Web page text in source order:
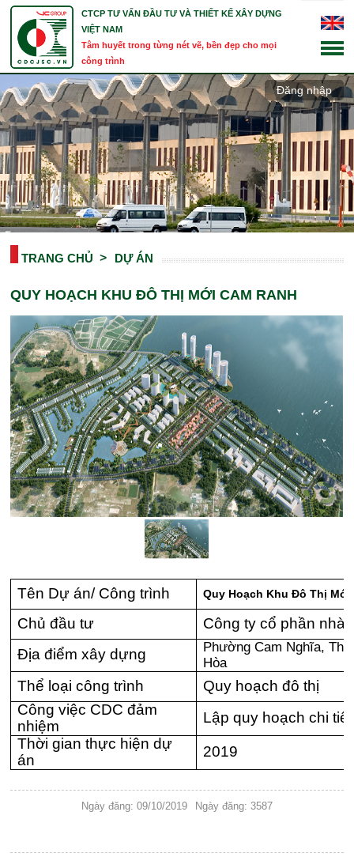
CTCP TƯ VẤN ĐẦU TƯ VÀ THIẾT KẾ XÂY DỰNG
VIỆT NAM
Tâm huyết trong từng nét vẽ, bền đẹp cho mọi
công trình
Đăng nhập
TRANG CHỦ DỰ ÁN
QUY HOẠCH KHU ĐÔ THỊ MỚI CAM RANH
Tên Dự án/ Công trình Quy Hoạch Khu Đô Thị Mới
Chủ đầu tư
Công ty cổ phần nhà
Địa điểm xây dựng
Phường Cam Nghĩa,
Hòa
Thể loại công trình
Quy hoạch đô thị
Công việc CDC đảm
nhiệm
Lập quy hoạch chi
Thời gian thực hiện dự
án
2019
Ngày đăng: 09/10/2019 Ngày đăng: 3587